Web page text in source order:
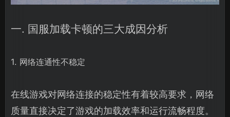
一. 国服加载卡顿的三大成因分析
1. 网络连通性不稳定
在线游戏对网络连接的稳定性有着较高要求，网络
质量直接决定了游戏的加载效率和运行流畅程度。